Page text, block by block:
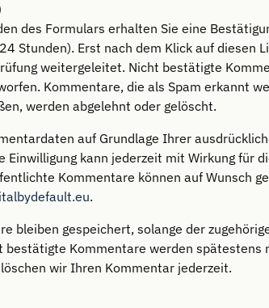
des Formulars erhalten Sie eine
Stunden). Erst nach dem Klick auf diesen
weitergeleitet. Nicht bestätigte
Kommentare, die als Spam erkannt
werden abgelehnt oder gelöscht.
auf Grundlage Ihrer
Einwilligung kann jederzeit mit Wirkung für
Kommentare können auf Wunsch
.
bleiben gespeichert, solange der
Kommentare werden spätestens
wir Ihren Kommentar jederzeit.